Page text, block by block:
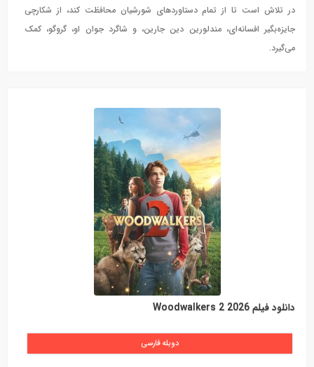
در تلاش است تا از تمام دستاوردهای شورشیان محافظت کند، از شکارچی
جایزه‌بگیر افسانه‌ای، مندلورین دین جارین، و شاگرد جوان او، گروگو، کمک
می‌گیرد.
دانلود فیلم Woodwalkers 2 2026
دوبله فارسی